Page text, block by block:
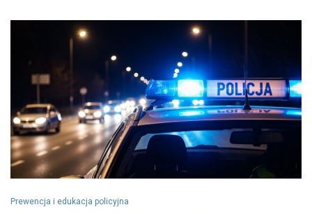
Prewencja i edukacja policyjna